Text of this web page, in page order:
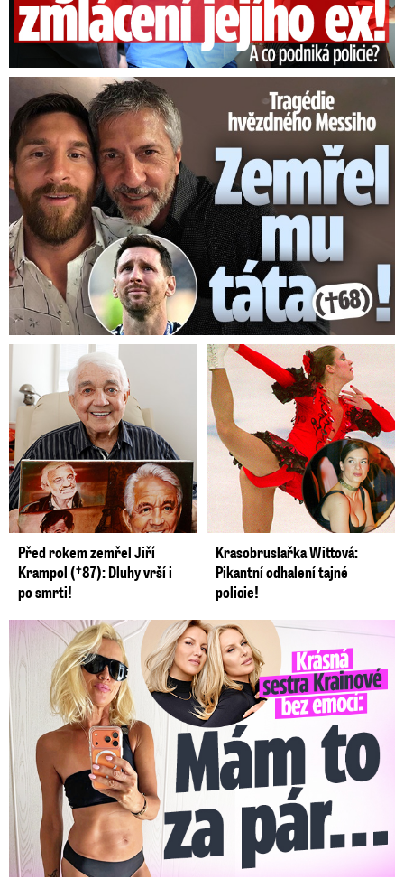
Tragédie hvězdného Messiho: Zemřel mu táta (†68)!
Před rokem zemřel Jiří
Krampol (†87): Dluhy vrší i
po smrti!
Krasobruslařka Wittová:
Pikantní odhalení tajné
policie!
Krásná sestra Krainové bez emocí: Mám to za pár…